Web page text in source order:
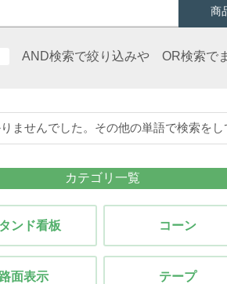
AND検索で絞り込みや OR検索で
ませんでした。その他の単語で検索をし
カテゴリ一覧
ンド看板 コーン
路面表示 テープ